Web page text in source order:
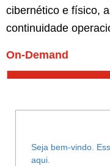
cibernético e físico,
continuidade
On-Demand
Seja bem-vindo.
aqui.